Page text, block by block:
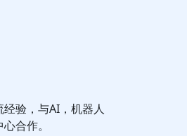
验，与AI，机器人
合作。